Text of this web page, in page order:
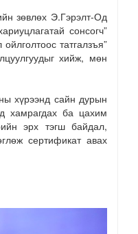
зөвлөх Э.Гэрэлт-Од
сонсогч”
татгалзъя”
хийж, мөн
хүрээнд сайн дурын
хамрагдах ба цахим
эрх тэгш байдал,
сертификат авах